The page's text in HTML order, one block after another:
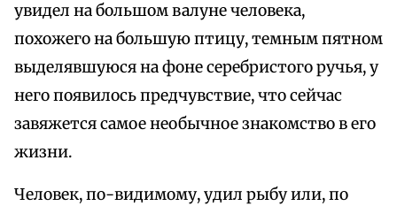
увидел на большом валуне человека,
похожего на большую птицу, темным пятном
выделявшуюся на фоне серебристого ручья, у
него появилось предчувствие, что сейчас
завяжется самое необычное знакомство в его
жизни.
Человек, по-видимому, удил рыбу или, по